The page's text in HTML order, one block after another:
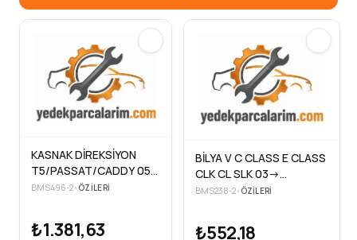
KASNAK DİREKSİYON
T5/PASSAT/CADDY 05-
>1.9
BMS496-2• ÖZILERI
₺1.381,63
BİLYA V C CLASS E CLASS
CLK CL SLK 03->
W203/W209/W211/W204
BMS238-2• ÖZILERI
₺552,18